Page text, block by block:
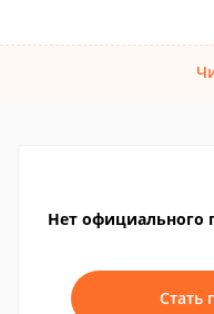
Нет официального
Стать